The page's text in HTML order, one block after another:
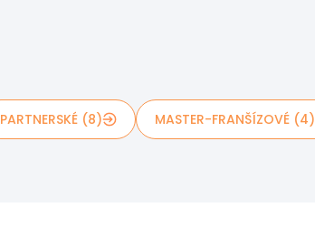
PARTNERSKÉ (8) MASTER-FRANŠÍZOVÉ (4)